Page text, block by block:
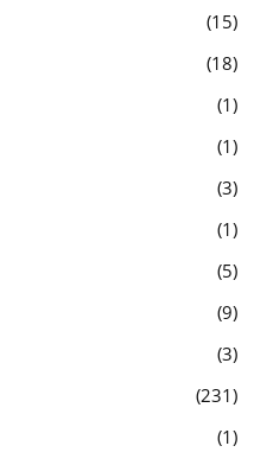
15
18
1
1
3
1
5
9
3
231
1